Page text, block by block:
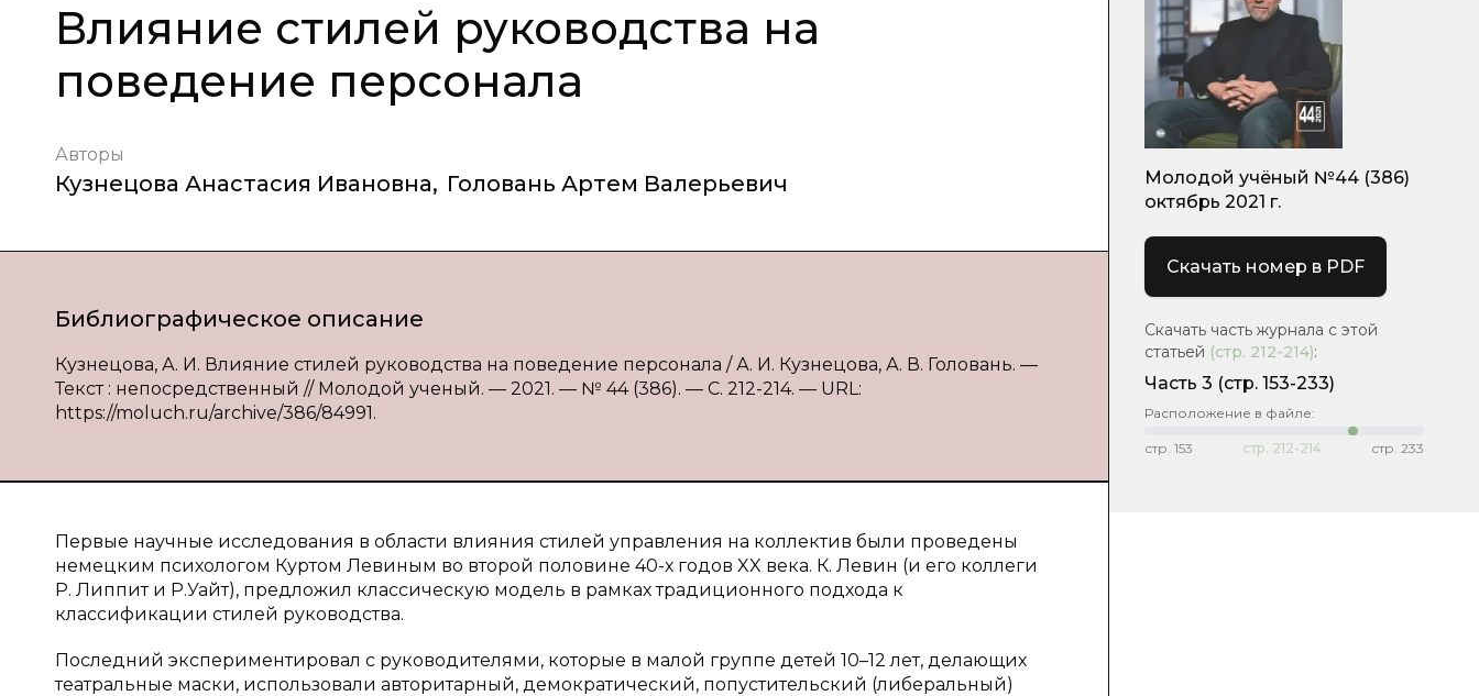
Влияние стилей руководства на
поведение персонала
Авторы
Кузнецова Анастасия Ивановна, Головань Артем Валерьевич
Библиографическое описание
Кузнецова, А. И. Влияние стилей руководства на поведение персонала / А. И. Кузнецова, А. В. Головань. —
Текст : непосредственный // Молодой ученый. — 2021. — № 44 (386). — С. 212-214. — URL:
https://moluch.ru/archive/386/84991.
Первые научные исследования в области влияния стилей управления на коллектив были проведены
немецким психологом Куртом Левиным во второй половине 40-х годов XX века. К. Левин (и его коллеги
Р. Липпит и Р.Уайт), предложил классическую модель в рамках традиционного подхода к
классификации стилей руководства.
Последний экспериментировал с руководителями, которые в малой группе детей 10–12 лет, делающих
театральные маски, использовали авторитарный, демократический, попустительский (либеральный)
Молодой учёный №44 (386)
октябрь 2021 г.
Скачать номер в PDF
Скачать часть журнала с этой
статьей (стр. 212-214):
Часть 3 (стр. 153-233)
Расположение в файле:
стр. 153 стр. 212-214 стр. 233